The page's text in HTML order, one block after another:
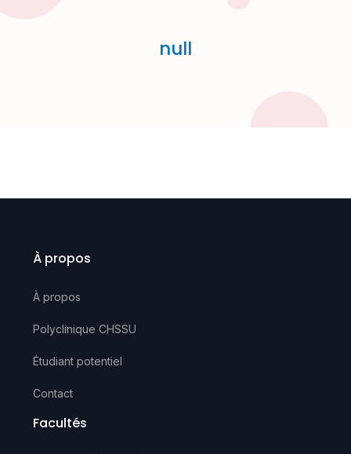
null
À propos
À propos
Polyclinique CHSSU
Étudiant potentiel
Contact
Facultés